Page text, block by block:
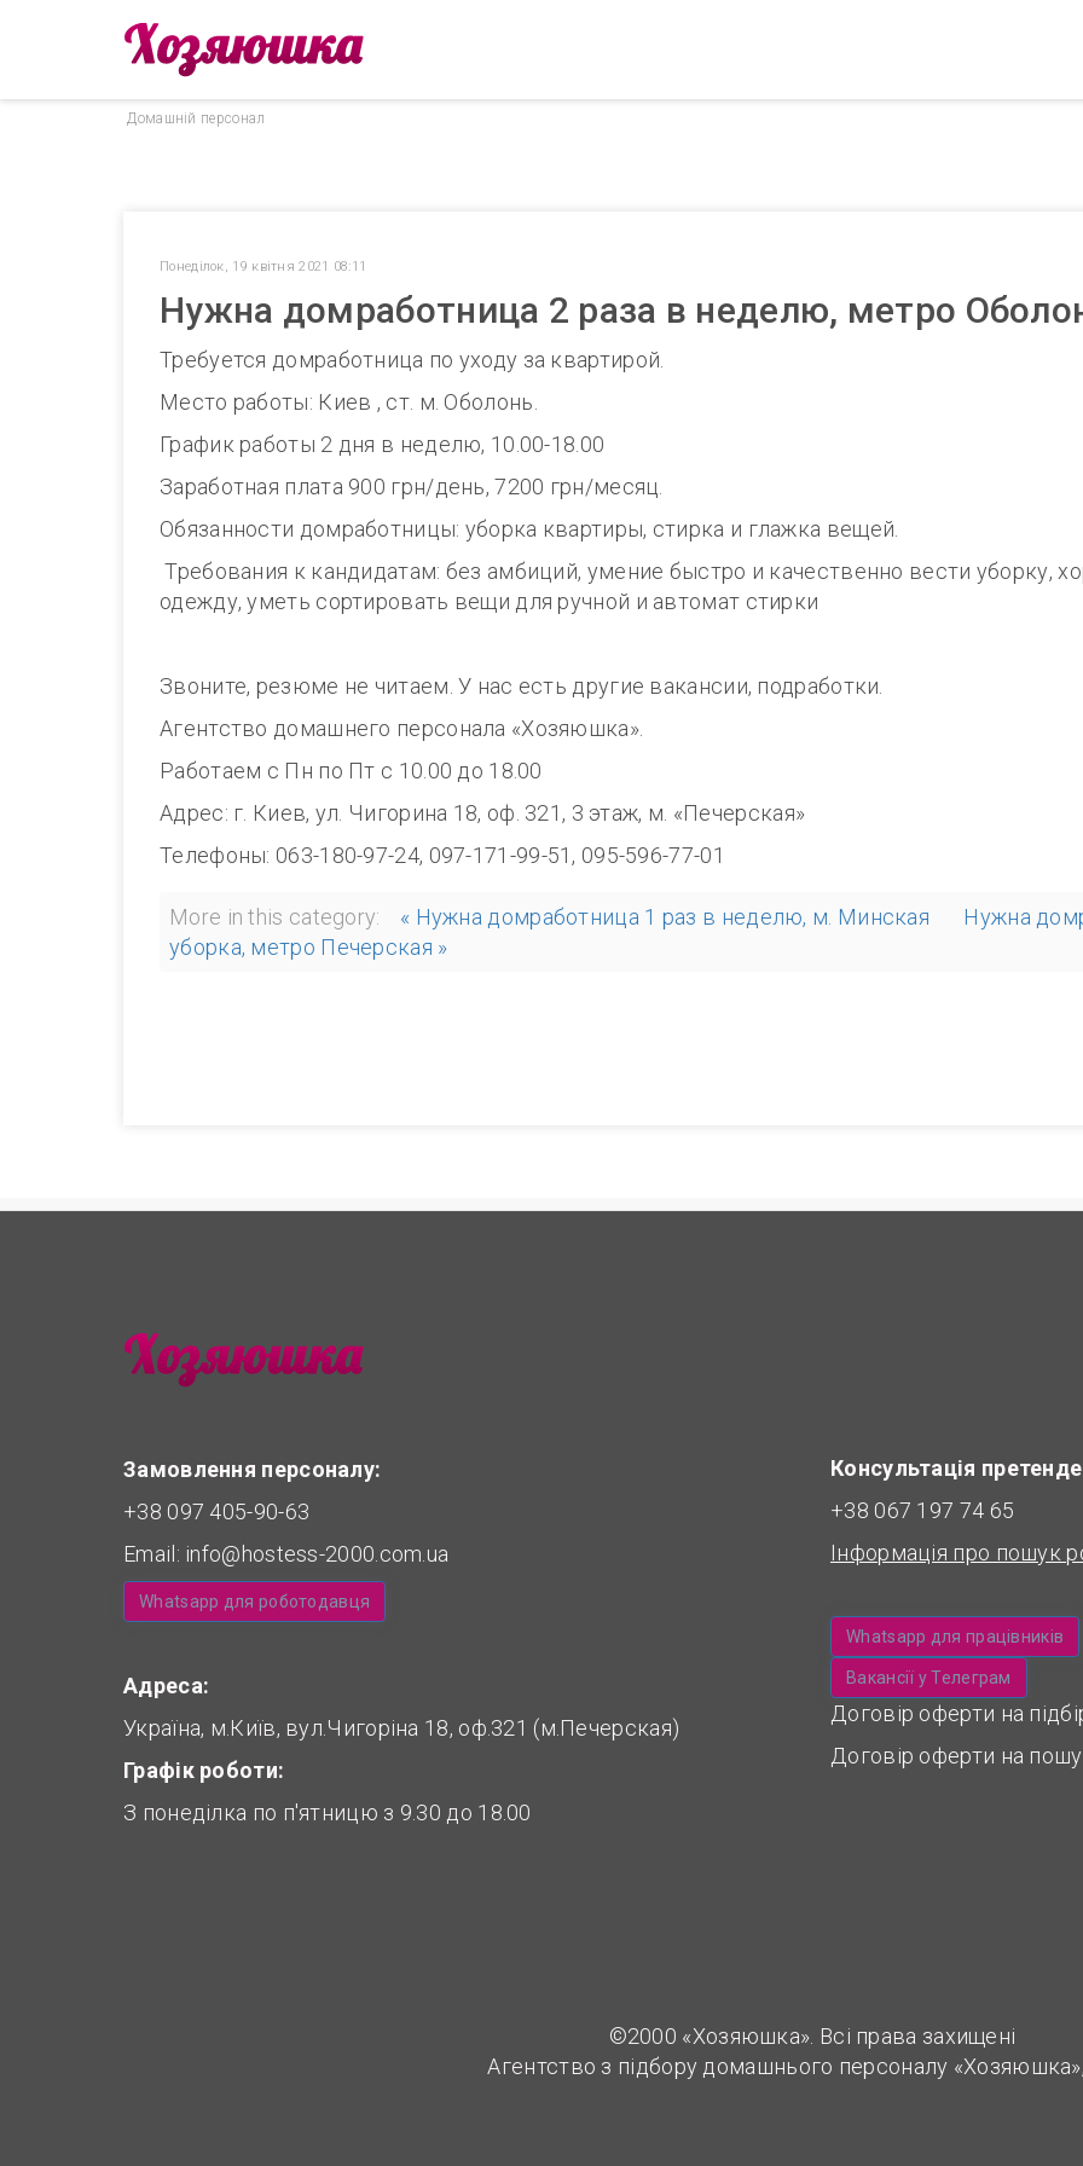
Домашнiй персонал
Понеділок, 19 квітня 2021 08:11
Нужна домработница 2 раза в неделю, метро
Требуется домработница по уходу за квартирой.
Место работы: Киев , ст. м. Оболонь.
График работы 2 дня в неделю, 10.00-18.00
Заработная плата 900 грн/день, 7200 грн/месяц.
Обязанности домработницы: уборка квартиры, стирка и глажка вещей.
Требования к кандидатам: без амбиций, умение быстро и качественно вести уборку,
одежду, уметь сортировать вещи для ручной и автомат стирки
Звоните, резюме не читаем. У нас есть другие вакансии, подработки.
Агентство домашнего персонала «Хозяюшка».
Работаем с Пн по Пт с 10.00 до 18.00
Адрес: г. Киев, ул. Чигорина 18, оф. 321, 3 этаж, м. «Печерская»
Телефоны: 063-180-97-24, 097-171-99-51, 095-596-77-01
More in this category: « Нужна домработница 1 раз в неделю, м. Минская
Нужна
уборка, метро Печерская »
Замовлення персоналу:
+38 097 405-90-63
Email: info@hostess-2000.com.ua
Whatsapp для роботодавця
Адреса:
Україна, м.Київ, вул.Чигоріна 18, оф.321 (м.Печерская)
Графік роботи:
З понеділка по п'ятницю з 9.30 до 18.00
Консультація
+38 067 197 74 65
Інформація про пошук
Whatsapp для працівників
Вакансії у Телеграм
Договір оферти на
Договір оферти на
©2000 «Хозяюшка». Всі права захищені
Агентство з підбору домашнього персоналу